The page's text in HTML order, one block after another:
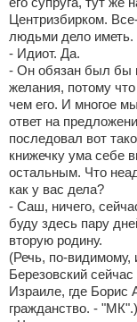
Центризбирком.
людьми дело иметь.
- Идиот. Да.
- Он обязан был бы
желания, потому
чем его. И многое
ответ на
последовал вот
книжечку ума себе
остальным. Что
как у вас дела?
- Саш, ничего,
буду здесь пару
вторую родину.
(Речь, по-видимому,
Березовский
Израиле, где
гражданство. - "МК".)